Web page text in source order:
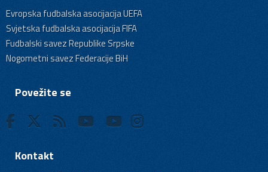
Evropska fudbalska asocijacija UEFA
Svjetska fudbalska asocijacija FIFA
Fudbalski savez Republike Srpske
Nogometni savez Federacije BiH
Povežite se
Kontakt